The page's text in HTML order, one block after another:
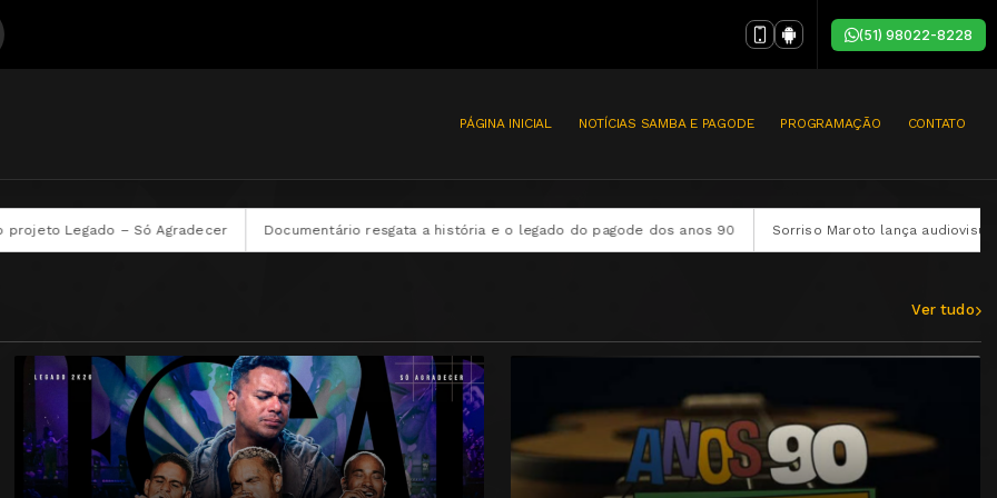
(51) 98022-8228
PÁGINA INICIAL NOTÍCIAS SAMBA E PAGODE PROGRAMAÇÃO CONTATO
Documentário resgata a história e o legado do pagode dos anos 90 Sorriso Maroto lança audiovisual completo “Sorriso Eu Gosto No
Ver tudo